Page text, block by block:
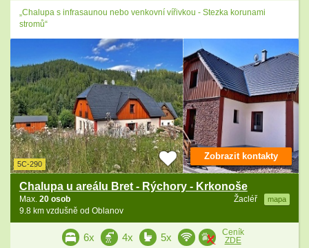
„Chalupa s infrasaunou nebo venkovní vířivkou - Stezka korunami
stromů“
5C-290
Chalupa u areálu Bret - Rýchory - Krkonoše
Žacléř mapa
Max. 20 osob
9.8 km vzdušně od Oblanov
Zobrazit kontakty
6x 4x 5x
Ceník
ZDE